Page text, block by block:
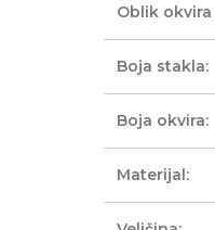
Oblik okvira
Boja stakla:
Boja okvira:
Materijal: